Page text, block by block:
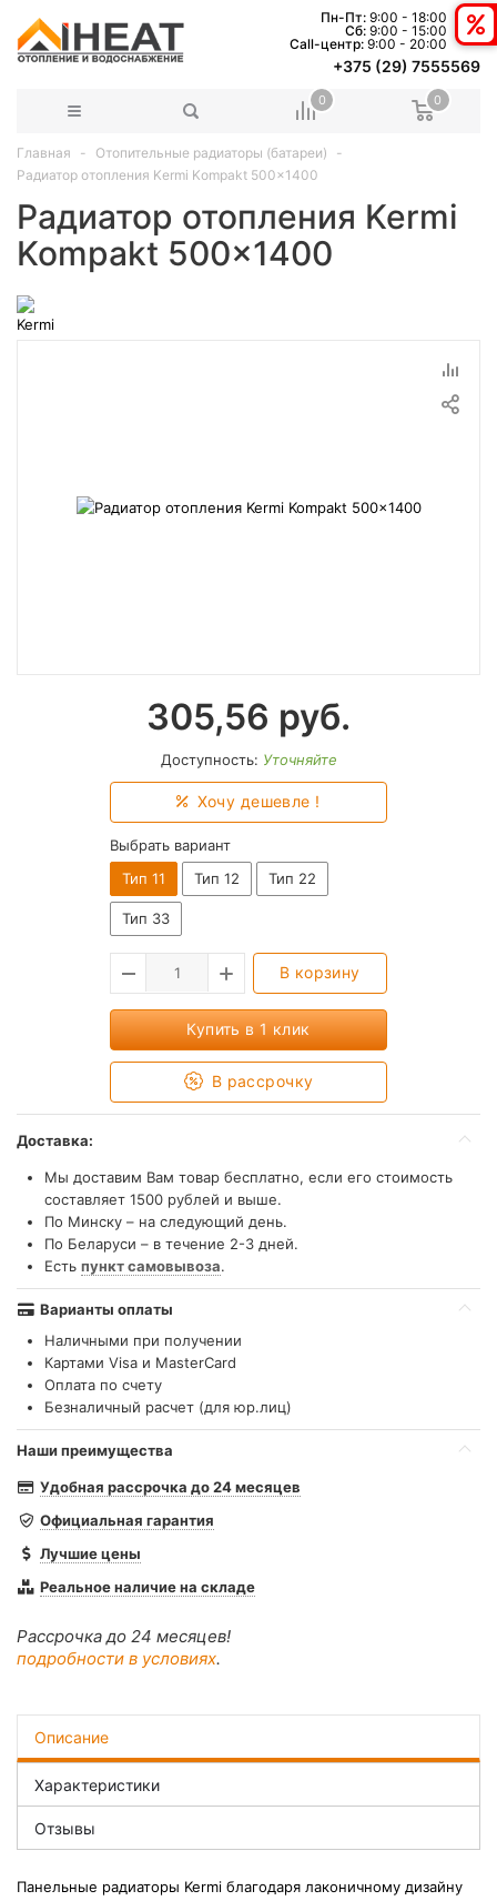
Пн-Пт: 9:00 - 18:00
Сб: 9:00 - 15:00
Сall-центр: 9:00 - 20:00
+375 (29) 7555569
0 0
Главная
Отопительные радиаторы (батареи)
Радиатор отопления Kermi Kompakt 500x1400
Радиатор отопления Kermi
Kompakt 500x1400
305,56 руб.
Доступность: Уточняйте
Хочу дешевле !
Выбрать вариант
Тип 11
Тип 12 Тип 22
Тип 33
В корзину
Купить в 1 клик
В рассрочку
Доставка:
Мы доставим Вам товар бесплатно, если его стоимость
составляет 1500 рублей и выше.
По Минску – на следующий день.
По Беларуси – в течение 2-3 дней.
Есть пункт самовывоза.
Варианты оплаты
Наличными при получении
Картами Visa и MasterCard
Оплата по счету
Безналичный расчет (для юр.лиц)
Наши преимущества
Удобная рассрочка до 24 месяцев
Официальная гарантия
Лучшие цены
Реальное наличие на складе
Рассрочка до 24 месяцев!
подробности в условиях.
Описание
Характеристики
Отзывы
Панельные радиаторы Kermi благодаря лаконичному дизайну